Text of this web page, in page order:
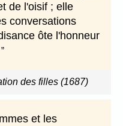
de l'oisif ; elle
conversations
ôte l'honneur
des filles (1687)
et les